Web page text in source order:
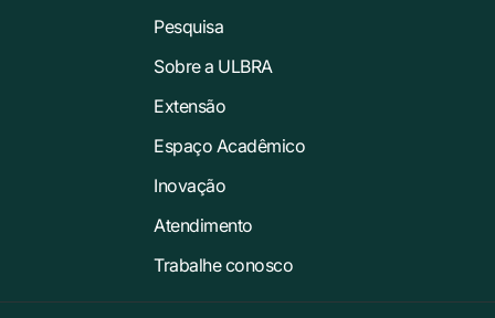
Pesquisa
Sobre a ULBRA
Extensão
Espaço Acadêmico
Inovação
Atendimento
Trabalhe conosco